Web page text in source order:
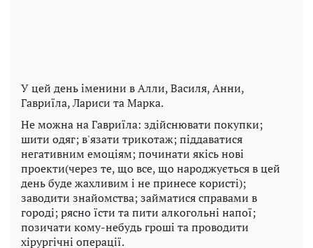
У цей день іменини в Алли, Василя, Анни,
Гавриїла, Лариси та Марка.
Не можна на Гавриїла: здійснювати покупки;
шити одяг; в'язати трикотаж; піддаватися
негативним емоціям; починати якісь нові
проекти(через те, що все, що народжується в цей
день буде жахливим і не принесе користі);
заводити знайомства; займатися справами в
городі; рясно їсти та пити алкогольні напої;
позичати кому-небудь гроші та проводити
хірургічні операції.